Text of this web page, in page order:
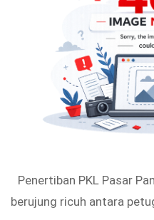
Penertiban PKL Pasar
berujung ricuh antara